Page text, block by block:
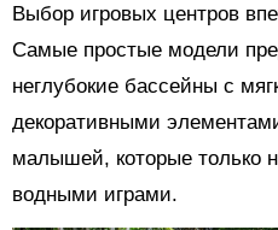
Выбор игровых центров
Самые простые модели
неглубокие бассейны с
декоративными
малышей, которые только
водными играми.